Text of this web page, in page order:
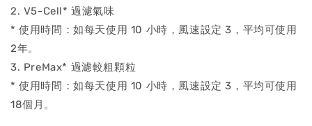
2. V5-Cell* 過濾氣味
* 使用時間：如每天使用 10 小時，風速設定 3，平均可使用
2年。
3. PreMax* 過濾較粗顆粒
* 使用時間：如每天使用 10 小時，風速設定 3，平均可使用
18個月。